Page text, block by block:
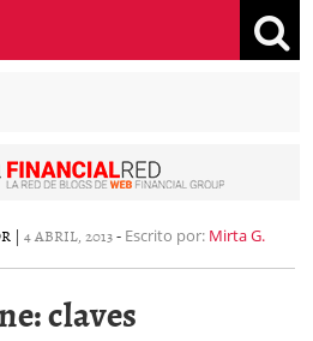
| 4 ABRIL, 2013- Escrito por: Mirta G.
claves